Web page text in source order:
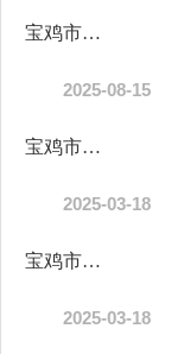
宝鸡市陈仓区2024年度部门决算公开目录
2025-08-15
宝鸡市陈仓区2025年部门所属单位预算公开目录
2025-03-18
宝鸡市陈仓区2025年部门综合预算公开目录
2025-03-18